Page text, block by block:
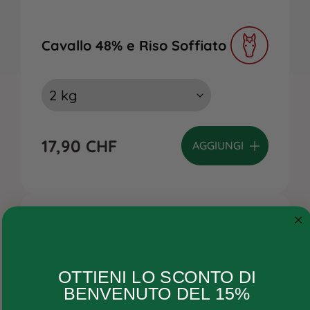
Gatto
Cavallo 48% e Riso Soffiato
17,90 CHF AGGIUNGI
OTTIENI LO SCONTO DI
BENVENUTO DEL 15%